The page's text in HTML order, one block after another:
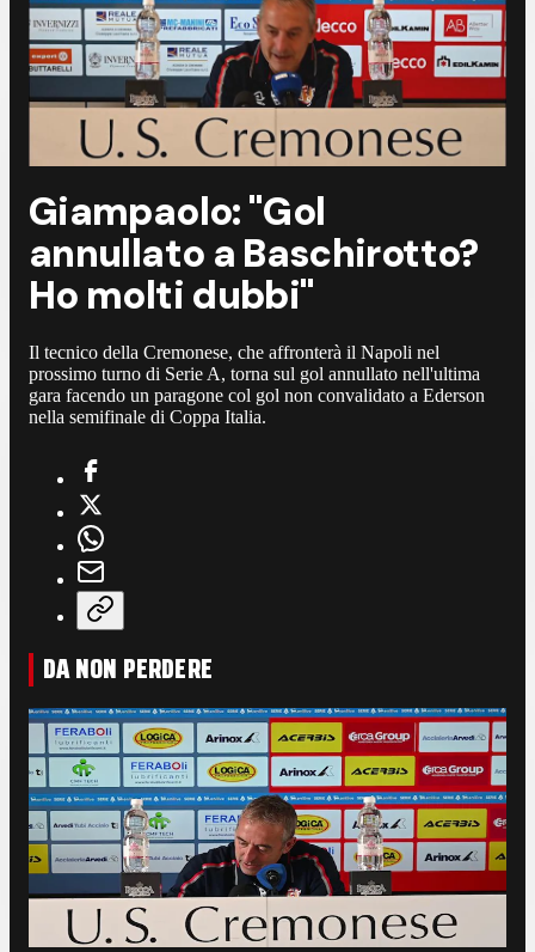
Giampaolo: "Gol
annullato a Baschirotto?
Ho molti dubbi"
Il tecnico della Cremonese, che affronterà il Napoli nel
prossimo turno di Serie A, torna sul gol annullato nell'ultima
gara facendo un paragone col gol non convalidato a Ederson
nella semifinale di Coppa Italia.
DA NON PERDERE